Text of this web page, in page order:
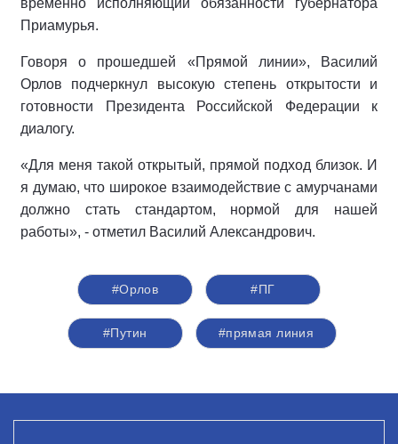
временно исполняющий обязанности губернатора
Приамурья.
Говоря о прошедшей «Прямой линии», Василий
Орлов подчеркнул высокую степень открытости и
готовности Президента Российской Федерации к
диалогу.
«Для меня такой открытый, прямой подход близок. И
я думаю, что широкое взаимодействие с амурчанами
должно стать стандартом, нормой для нашей
работы», - отметил Василий Александрович.
#Орлов #ПГ
#Путин #прямая линия